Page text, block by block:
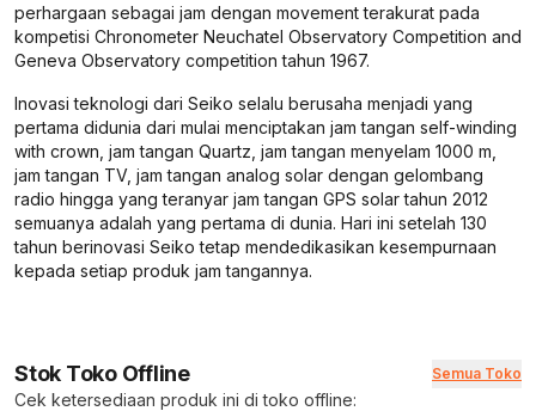
perhargaan sebagai jam dengan movement terakurat pada
kompetisi Chronometer Neuchatel Observatory Competition and
Geneva Observatory competition tahun 1967.
Inovasi teknologi dari Seiko selalu berusaha menjadi yang
pertama didunia dari mulai menciptakan jam tangan self-winding
with crown, jam tangan Quartz, jam tangan menyelam 1000 m,
jam tangan TV, jam tangan analog solar dengan gelombang
radio hingga yang teranyar jam tangan GPS solar tahun 2012
semuanya adalah yang pertama di dunia. Hari ini setelah 130
tahun berinovasi Seiko tetap mendedikasikan kesempurnaan
kepada setiap produk jam tangannya.
Stok Toko Offline Semua Toko
Cek ketersediaan produk ini di toko offline: